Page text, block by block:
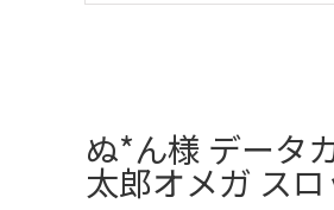
ぬ*ん様 データ
太郎オメガ ス